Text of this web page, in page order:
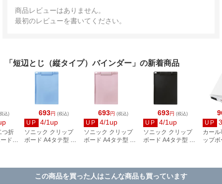
商品レビューはありません。
最初のレビューを書いてください。
「短辺とじ（縦タイプ）バインダー」の新着商品
693円 (税込)
UP 4/1up
ソニック クリップ
ボード A4タテ型 抗
693円 (税込)
UP 4/1up
ソニック クリップ
ボード A4タテ型 抗
693円 (税込)
UP 4/1up
ソニック クリップ
ボード A4タテ型 抗
UP
カー
ップ
込)
つ折
ド
この商品を買った人はこんな商品も買っています